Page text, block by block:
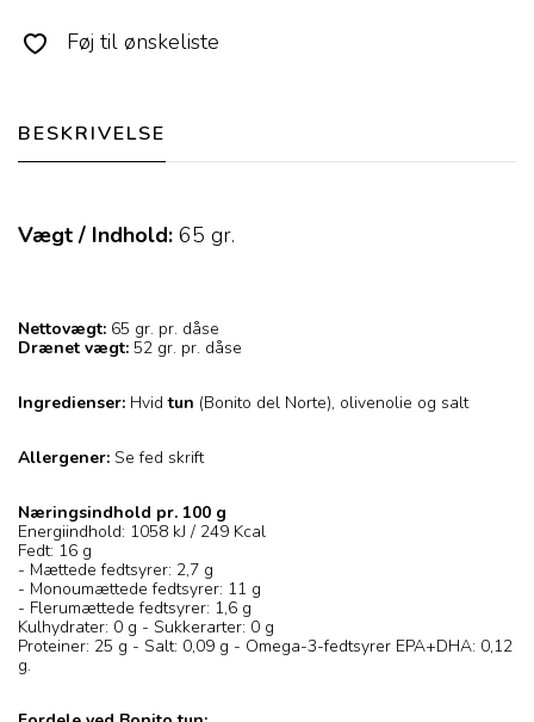
Føj til ønskeliste
BESKRIVELSE
Vægt / Indhold: 65 gr.
Nettovægt: 65 gr. pr. dåse
Drænet vægt: 52 gr. pr. dåse
Ingredienser: Hvidtun (Bonito del Norte), olivenolie og salt
Allergener: Se fed skrift
Næringsindhold pr. 100 g
Energiindhold: 1058 kJ / 249 Kcal
Fedt: 16 g
- Mættede fedtsyrer: 2,7 g
- Monoumættede fedtsyrer: 11 g
- Flerumættede fedtsyrer: 1,6 g
Kulhydrater: 0 g - Sukkerarter: 0 g
Proteiner: 25 g - Salt: 0,09 g - Omega-3-fedtsyrer EPA+DHA: 0,12
g.